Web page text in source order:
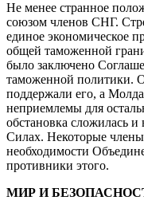
Не менее странное
союзом членов СНГ.
единое экономическое
общей таможенной
было заключено
таможенной политики.
поддержали его, а
неприемлемы для
обстановка сложилась
Силах. Некоторые
необходимости
противники этого.
МИР И